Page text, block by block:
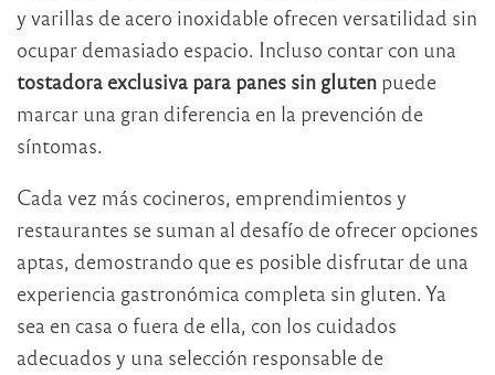
y varillas de acero inoxidable ofrecen versatilidad sin
ocupar demasiado espacio. Incluso contar con una
tostadora exclusiva para panes sin gluten puede
marcar una gran diferencia en la prevención de
síntomas.
Cada vez más cocineros, emprendimientos y
restaurantes se suman al desafío de ofrecer opciones
aptas, demostrando que es posible disfrutar de una
experiencia gastronómica completa sin gluten. Ya
sea en casa o fuera de ella, con los cuidados
adecuados y una selección responsable de